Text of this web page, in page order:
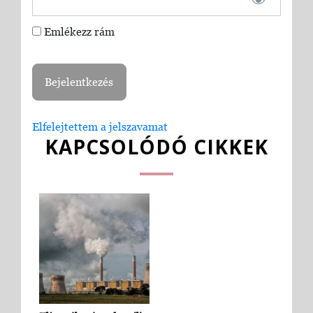
Emlékezz rám
Elfelejtettem a jelszavamat
KAPCSOLÓDÓ CIKKEK